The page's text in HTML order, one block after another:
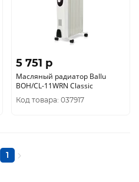
5 751 p
Масляный радиатор Ballu
BOH/CL-11WRN Classic
Код товара: 037917
1